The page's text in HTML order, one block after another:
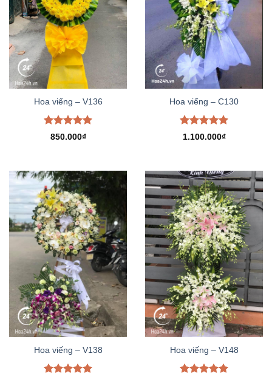
Hoa viếng – V136
Được xếp
850.000₫
Hoa viếng – C130
Được xếp
1.100.000₫
Hoa viếng – V138 Hoa viếng – V148